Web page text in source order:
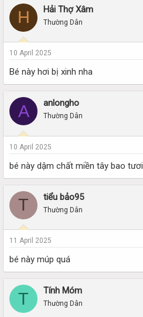
H Hải Thợ Xâm
Thường Dân
10 April 2025
Bé này hơi bị xinh nha
A anlongho
Thường Dân
10 April 2025
bé này dậm chất miền tây bao tươi
T tiểu bảo95
Thường Dân
11 April 2025
bé này múp quá
T Tính Móm
Thường Dân